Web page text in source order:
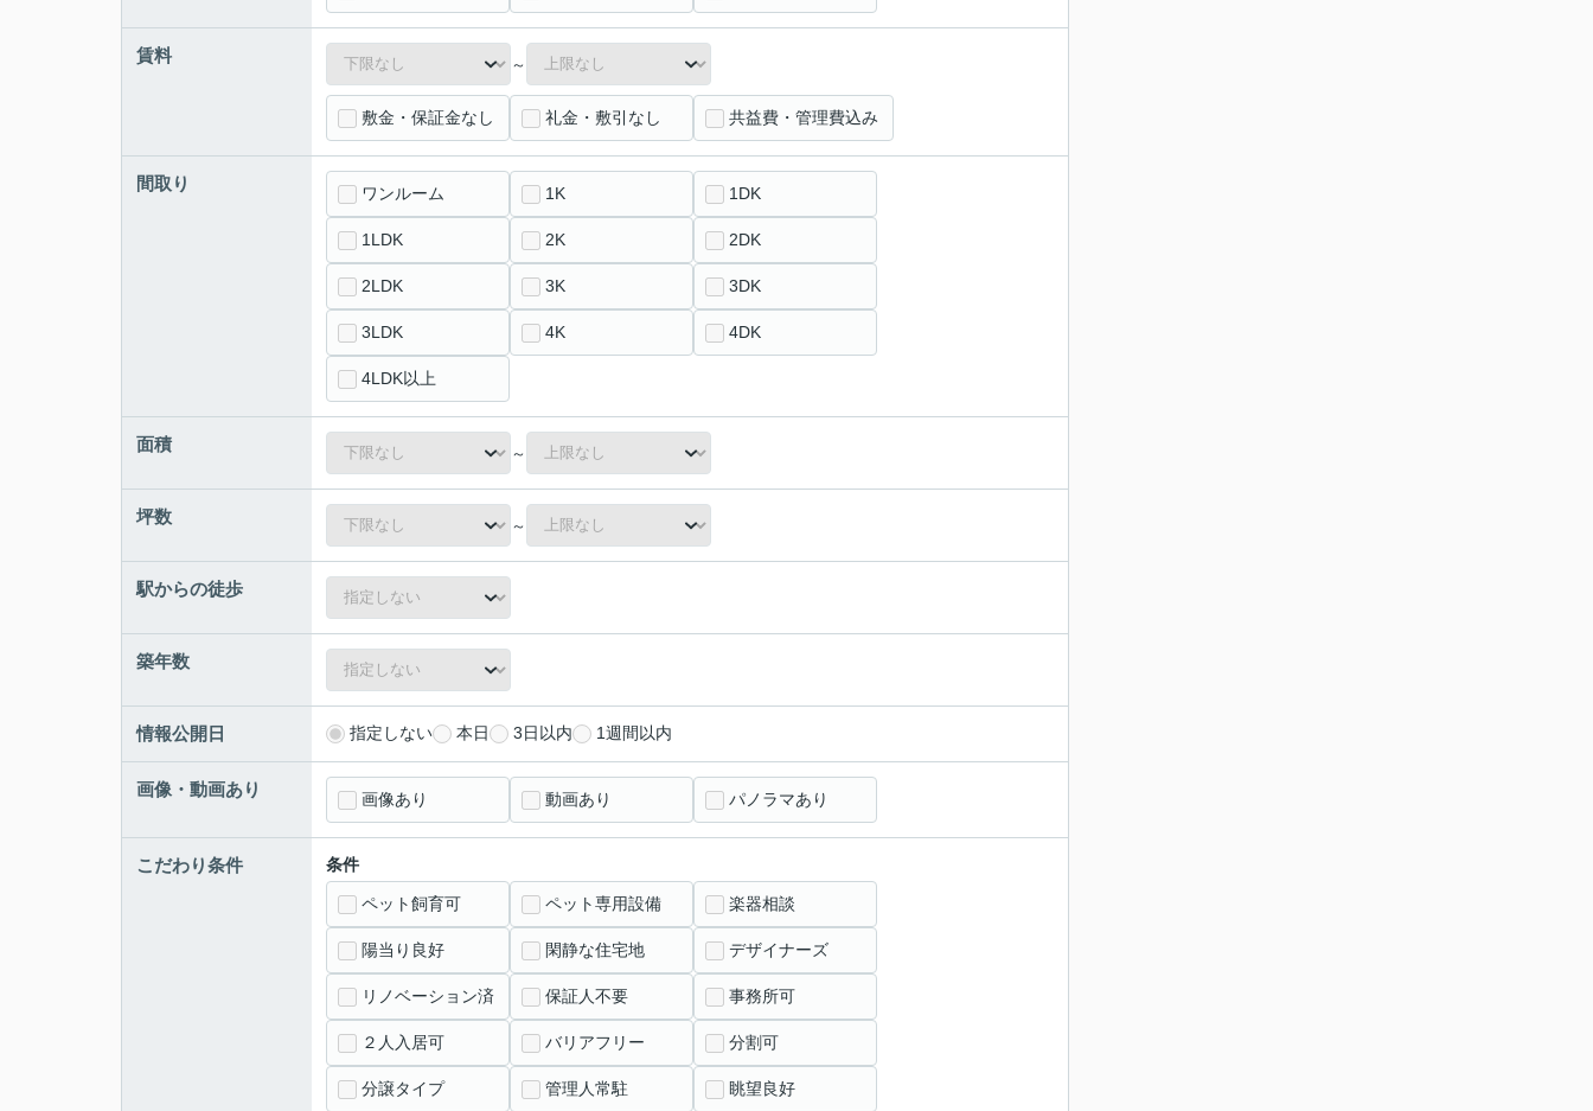
賃料 ～
敷金・保証金なし 礼金・敷引なし 共益費・管理費込み
間取り ワンルーム 1K 1DK
1LDK 2K 2DK
2LDK 3K 3DK
3LDK 4K 4DK
4LDK以上
面積 ～
坪数 ～
駅からの徒歩
築年数
情報公開日 指定しない 本日 3日以内 1週間以内
画像・動画あり 画像あり 動画あり パノラマあり
こだわり条件 条件
ペット飼育可 ペット専用設備 楽器相談
陽当り良好 閑静な住宅地 デザイナーズ
リノベーション済 保証人不要 事務所可
２人入居可 バリアフリー 分割可
分譲タイプ 管理人常駐 眺望良好